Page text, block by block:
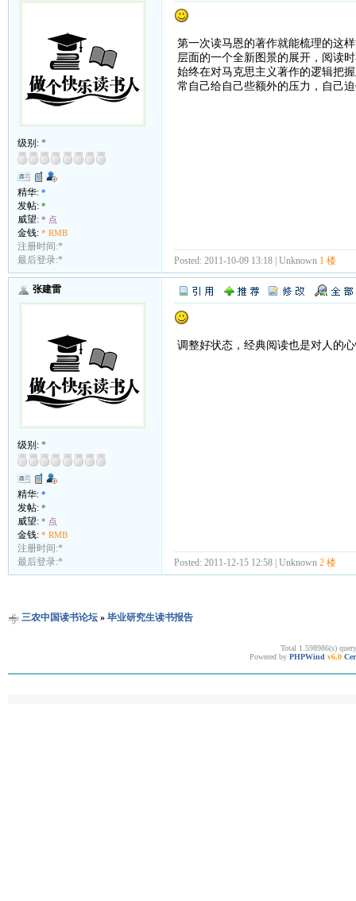
级别: *
精华: *
发帖: *
威望: * 点
金钱: * RMB
注册时间:*
最后登录:*
第一次读马恩的著作就能梳理的这
层面的一个全新图景的展开，阅读
始终在对马克思主义著作的逻辑把
常自己给自己些额外的压力，自己
Posted: 2011-10-09 13:18 | Unknown 1 楼
张建雷
级别: *
精华: *
发帖: *
威望: * 点
金钱: * RMB
注册时间:*
最后登录:*
调整好状态，经典阅读也是对人的
Posted: 2011-12-15 12:58 | Unknown 2 楼
三农中国读书论坛» 毕业研究生读书报告
Total 1.598986(s)
Powered by PHPWind v6.0